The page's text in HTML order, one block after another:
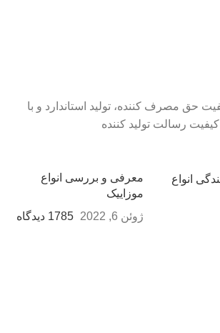
حق مصرف کننده، تولید استاندارد و با
کیفیت رسالت تولید کننده
معرفی و بررسی انواع
موزاییک
ژوئن 6, 2022
1785 دیدگاه